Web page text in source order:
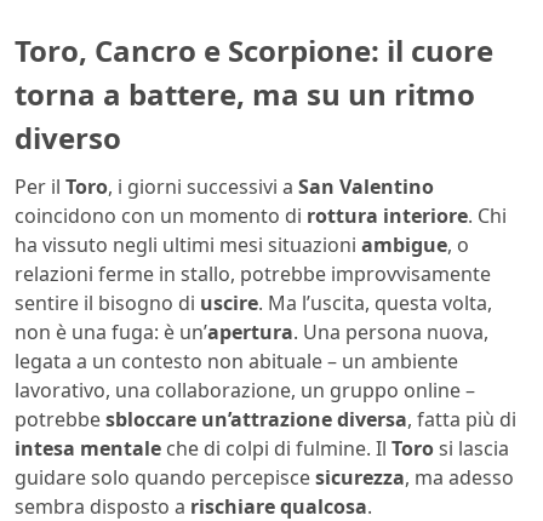
Toro, Cancro e Scorpione: il cuore
torna a battere, ma su un ritmo
diverso
Per il Toro, i giorni successivi a San Valentino
coincidono con un momento di rottura interiore. Chi
ha vissuto negli ultimi mesi situazioni ambigue, o
relazioni ferme in stallo, potrebbe improvvisamente
sentire il bisogno di uscire. Ma l’uscita, questa volta,
non è una fuga: è un’apertura. Una persona nuova,
legata a un contesto non abituale – un ambiente
lavorativo, una collaborazione, un gruppo online –
potrebbesbloccare un’attrazione diversa, fatta più di
intesa mentale che di colpi di fulmine. Il Torosi lascia
guidare solo quando percepiscesicurezza, ma adesso
sembra disposto a rischiare qualcosa.